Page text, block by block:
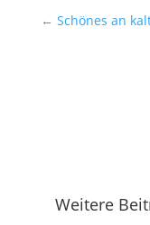
← Schönes an
Weitere